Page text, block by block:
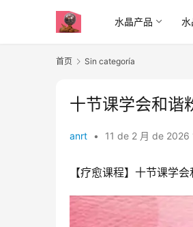
水晶产品
首页 Sin categoría
十节课学会和谐
anrt • 11 de 2 月 de 2026
【疗愈课程】十节课学